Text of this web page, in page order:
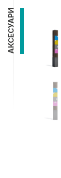
АКСЕСУАРИ